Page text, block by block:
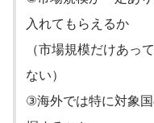
入れてもらえるか
（市場規模だけあっ
ない）
③海外では特に対象